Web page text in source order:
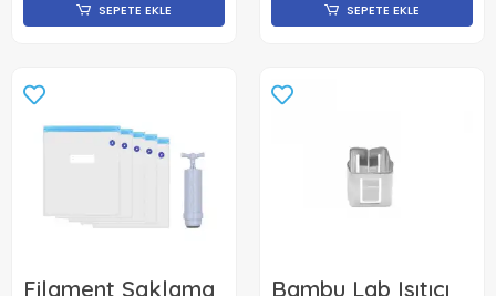
SEPETE EKLE SEPETE EKLE
Filament Saklama Bambu Lab Isıtıcı